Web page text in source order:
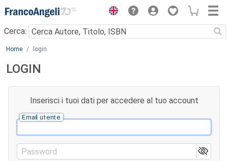
Menu
Cerca:
Main content
Home login
LOGIN
Inserisci i tuoi dati per accedere al tuo account
Email utente
Password